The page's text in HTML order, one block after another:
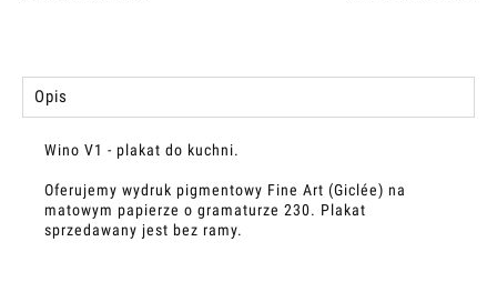
Opis
Wino V1 - plakat do kuchni.
Oferujemy wydruk pigmentowy Fine Art (Giclée) na
matowym papierze o gramaturze 230. Plakat
sprzedawany jest bez ramy.